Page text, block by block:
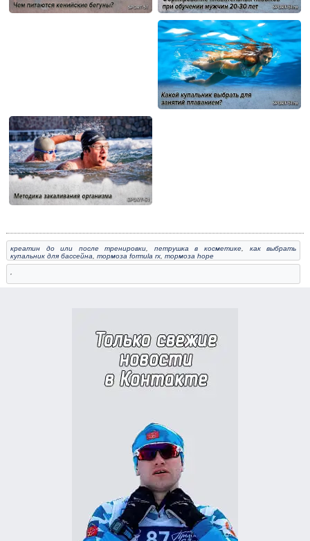
креатин до или после тренировки, петрушка в косметике, как выбрать
купальник для бассейна, тормоза formula rx, тормоза hope
,